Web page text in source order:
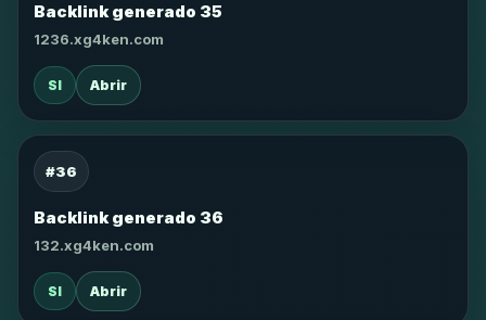
Backlink generado 35
1236.xg4ken.com
SI Abrir
#36
Backlink generado 36
132.xg4ken.com
SI Abrir